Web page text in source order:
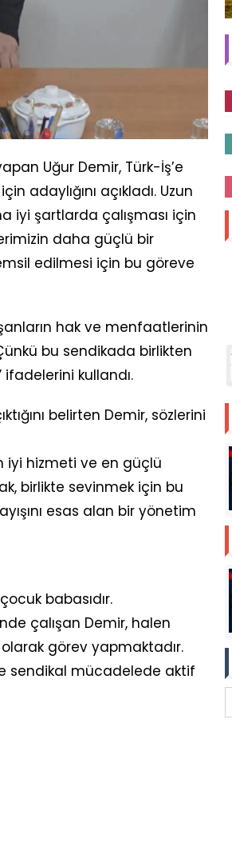
Uğur Demir, Türk-İş’e
adaylığını açıkladı. Uzun
iyi şartlarda çalışması için
daha güçlü bir
edilmesi için bu göreve
hak ve menfaatlerinin
bu sendikada birlikten
kullandı.
belirten Demir, sözlerini
iyi hizmeti ve en güçlü
birlikte sevinmek için bu
esas alan bir yönetim
babasıdır.
çalışan Demir, halen
görev yapmaktadır.
sendikal mücadelede aktif